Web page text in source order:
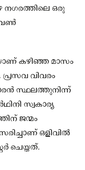
നഗരത്തിലെ ഒരു
വണ്‍
കഴിഞ്ഞ മാസം
വിവരം
സ്ഥലത്തുനിന്ന്
സ്വകാര്യ
ജന്മം
ഒളിവില്‍
ചെയ്തത്.